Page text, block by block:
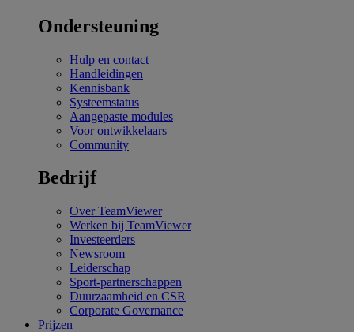
Ondersteuning
Hulp en contact
Handleidingen
Kennisbank
Systeemstatus
Aangepaste modules
Voor ontwikkelaars
Community
Bedrijf
Over TeamViewer
Werken bij TeamViewer
Investeerders
Newsroom
Leiderschap
Sport-partnerschappen
Duurzaamheid en CSR
Corporate Governance
Prijzen